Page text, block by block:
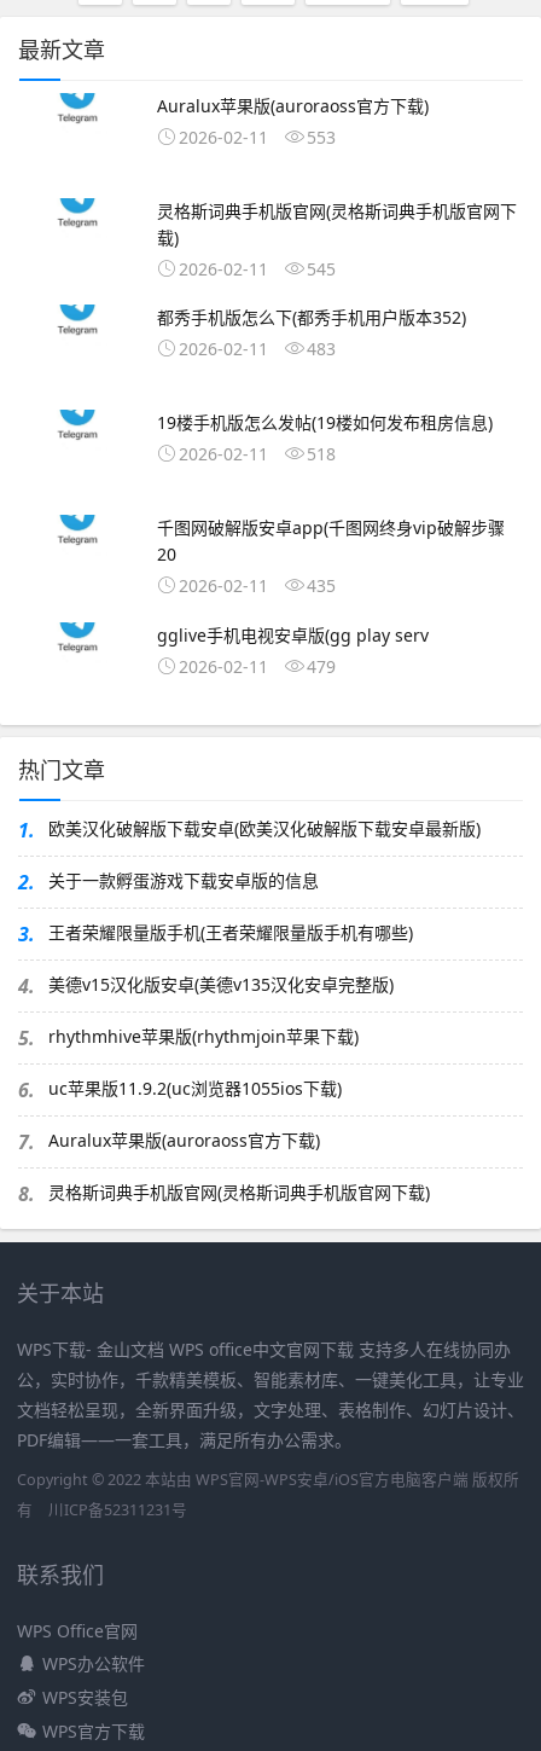
最新文章
Auralux苹果版(auroraoss官方下载)
2026-02-11
553
灵格斯词典手机版官网(灵格斯词典手机版官网下
载)
2026-02-11
545
都秀手机版怎么下(都秀手机用户版本352)
2026-02-11
483
19楼手机版怎么发帖(19楼如何发布租房信息)
2026-02-11
518
千图网破解版安卓app(千图网终身vip破解步骤
20
2026-02-11
435
gglive手机电视安卓版(gg play serv
2026-02-11
479
热门文章
1. 欧美汉化破解版下载安卓(欧美汉化破解版下载安卓最新版)
2. 关于一款孵蛋游戏下载安卓版的信息
3. 王者荣耀限量版手机(王者荣耀限量版手机有哪些)
4. 美德v15汉化版安卓(美德v135汉化安卓完整版)
5. rhythmhive苹果版(rhythmjoin苹果下载)
6. uc苹果版11.9.2(uc浏览器1055ios下载)
7. Auralux苹果版(auroraoss官方下载)
8. 灵格斯词典手机版官网(灵格斯词典手机版官网下载)
关于本站
WPS下载- 金山文档 WPS office中文官网下载 支持多人在线协同办
公，实时协作，千款精美模板、智能素材库、一键美化工具，让专业
文档轻松呈现，全新界面升级，文字处理、表格制作、幻灯片设计、
PDF编辑——一套工具，满足所有办公需求。
Copyright © 2022 本站由 WPS官网-WPS安卓/iOS官方电脑客户端 版权所
有
川ICP备52311231号
联系我们
WPS Office官网
WPS办公软件
WPS安装包
WPS官方下载